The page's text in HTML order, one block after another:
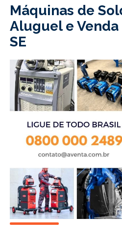
Máquinas de
Aluguel e
SE